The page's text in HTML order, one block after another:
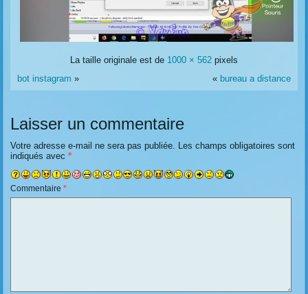
La taille originale est de 1000 × 562 pixels
bot instagram » « bureau a distance
Laisser un commentaire
Votre adresse e-mail ne sera pas publiée.
Les champs obligatoires sont
indiqués avec*
Commentaire*